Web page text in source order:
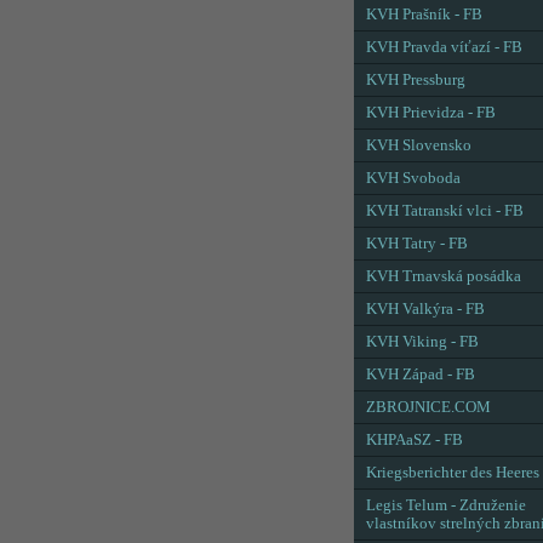
KVH Prašník - FB
KVH Pravda víťazí - FB
KVH Pressburg
KVH Prievidza - FB
KVH Slovensko
KVH Svoboda
KVH Tatranskí vlci - FB
KVH Tatry - FB
KVH Trnavská posádka
KVH Valkýra - FB
KVH Viking - FB
KVH Západ - FB
ZBROJNICE.COM
KHPAaSZ - FB
Kriegsberichter des Heeres
Legis Telum - Združenie
vlastníkov strelných